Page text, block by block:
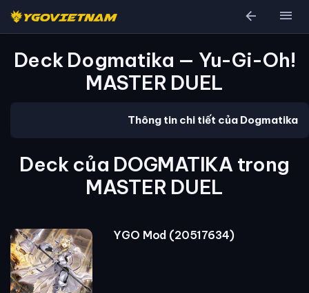
arrow_back menu
Deck Dogmatika — Yu-Gi-Oh!
MASTER DUEL
Thông tin chi tiết của Dogmatika
Deck của DOGMATIKA trong
MASTER DUEL
YGO Mod (20517634)